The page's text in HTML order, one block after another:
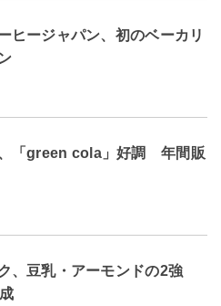
ヒージャパン、初のベーカリ
、「green cola」好調 年間販
、豆乳・アーモンドの2強